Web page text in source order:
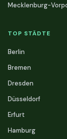
Mecklenburg-
TOP STÄDTE
Berlin
Bremen
Dresden
Düsseldorf
Erfurt
Hamburg